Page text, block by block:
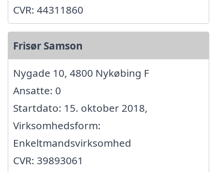
CVR: 44311860
Frisør Samson
Nygade 10, 4800 Nykøbing F
Ansatte: 0
Startdato: 15. oktober 2018,
Virksomhedsform:
Enkeltmandsvirksomhed
CVR: 39893061